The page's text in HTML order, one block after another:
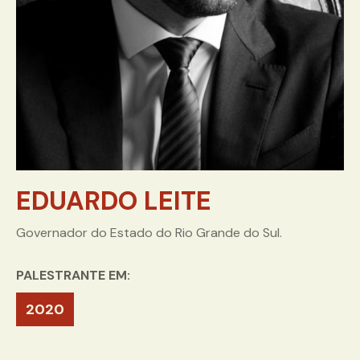
EDUARDO LEITE
Governador do Estado do Rio Grande do Sul.
PALESTRANTE EM:
2020